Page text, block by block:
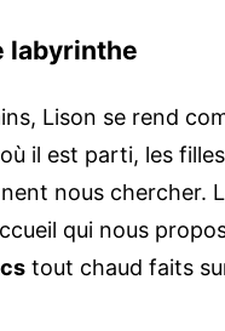
labyrinthe
Lison se rend
il est parti, les
nous
qui nous
tout chaud faits